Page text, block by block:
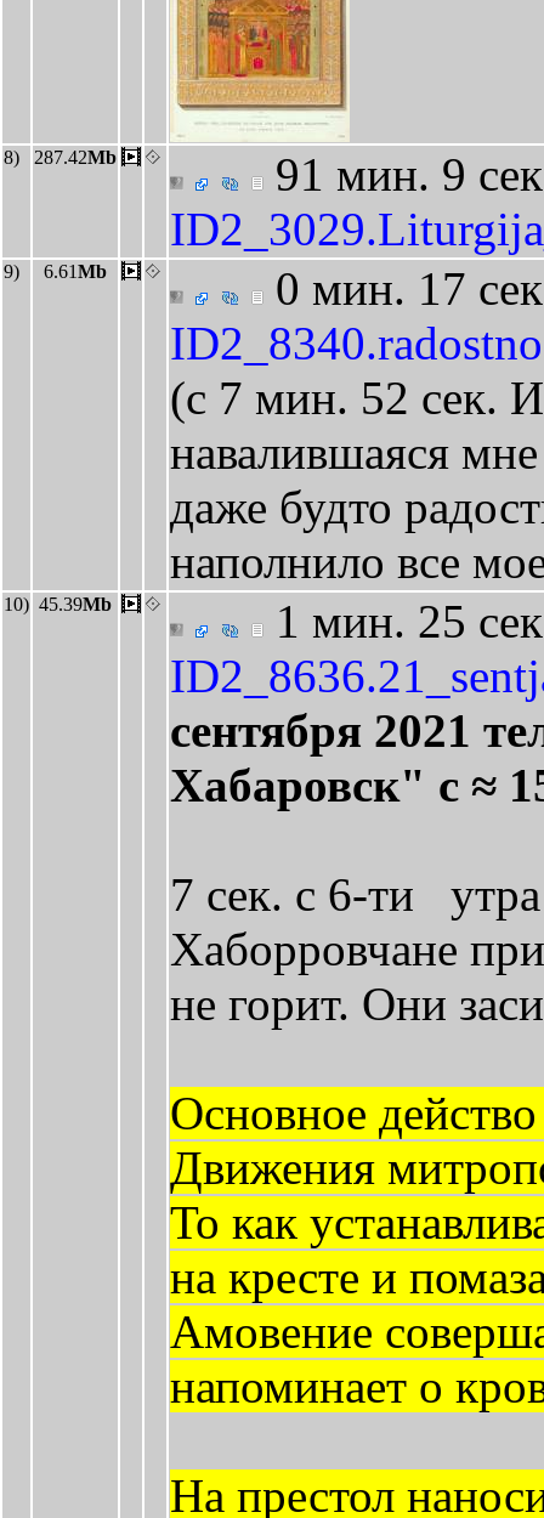
8) 287.42Mb
91 мин. 9
9) 6.61Mb
0 мин. 17
(с 7 мин. 52 сек.
навалившаяся
даже будто
наполнило все
10) 45.39Mb
1 мин. 25
сентября 2021
Хабаровск" с ≈
7 сек. с 6-ти
Хаборровчане
не горит. Они
Основное
Движения
То как
на кресте и
Амовение
напоминает о
На престол